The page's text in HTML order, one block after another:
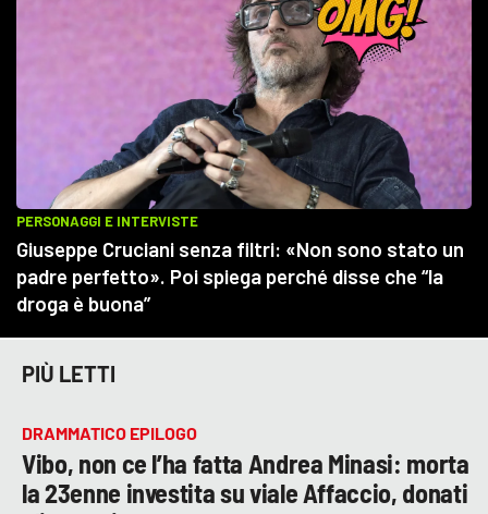
PIÙ LETTI
DRAMMATICO EPILOGO
Vibo, non ce l’ha fatta Andrea Minasi: morta
la 23enne investita su viale Affaccio, donati